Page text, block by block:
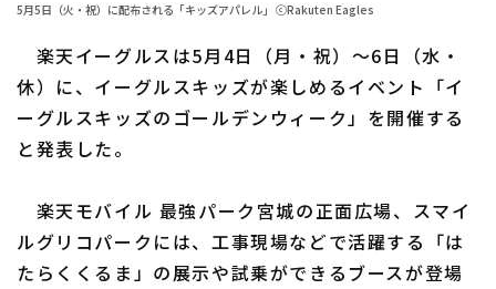
ファーム東地区
ファーム中地区
交流戦
北海道日本ハムファイターズ
東北楽天ゴールデンイーグルス
千葉ロッテマリーンズ
オリックス・バファローズ
5月5日（火・祝）に配布される「キッズアパレル」 ⓒRakuten Eagles
楽天イーグルスは5月4日（月・祝）～6日（水・
休）に、イーグルスキッズが楽しめるイベント「イ
ーグルスキッズのゴールデンウィーク」を開催する
と発表した。
楽天モバイル 最強パーク宮城の正面広場、スマイ
ルグリコパークには、工事現場などで活躍する「は
たらくくるま」の展示や試乗ができるブースが登場